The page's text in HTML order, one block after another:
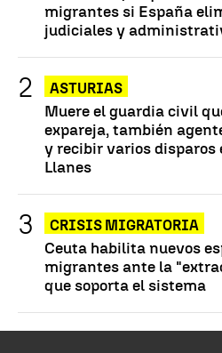
migrantes si España
judiciales y
ASTURIAS
Muere el guardia civil
expareja, también
y recibir varios disparos
Llanes
CRISIS MIGRATORIA
Ceuta habilita nuevos
migrantes ante la
que soporta el sistema